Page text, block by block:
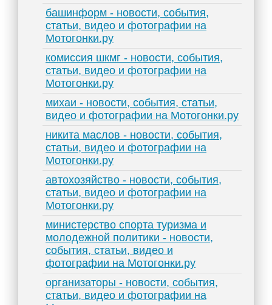
башинформ - новости, события,
статьи, видео и фотографии на
Мотогонки.ру
комиссия шкмг - новости, события,
статьи, видео и фотографии на
Мотогонки.ру
михаи - новости, события, статьи,
видео и фотографии на Мотогонки.ру
никита маслов - новости, события,
статьи, видео и фотографии на
Мотогонки.ру
автохозяйство - новости, события,
статьи, видео и фотографии на
Мотогонки.ру
министерство спорта туризма и
молодежной политики - новости,
события, статьи, видео и
фотографии на Мотогонки.ру
организаторы - новости, события,
статьи, видео и фотографии на